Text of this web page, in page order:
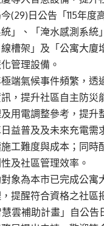
(29)日公告「115年
」、「淹水感測系
槽架」及「公寓大
管理設備。
端氣候事件頻繁，
，提升社區自主防
用電調整參考，提升
益普及及未來充電
工難度與成本；同時
及社區管理效率。
象為本市已完成公
提醒符合資格之社區
慧雲補助計畫」自公